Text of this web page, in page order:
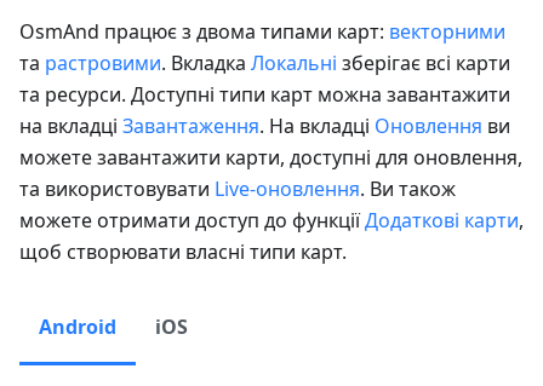
OsmAnd працює з двома типами карт: векторними
та растровими. Вкладка Локальні зберігає всі карти
та ресурси. Доступні типи карт можна завантажити
на вкладці Завантаження. На вкладці Оновлення ви
можете завантажити карти, доступні для оновлення,
та використовувати Live-оновлення. Ви також
можете отримати доступ до функціїДодаткові карти,
щоб створювати власні типи карт.
Android iOS